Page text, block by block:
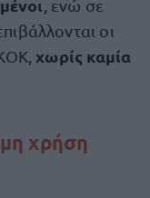
, ενώ σε
οι
χωρίς καμία
χρήση